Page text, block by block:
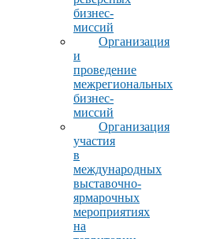
бизнес-
миссий
Организация
и
проведение
межрегиональных
бизнес-
миссий
Организация
участия
в
международных
выставочно-
ярмарочных
мероприятиях
на